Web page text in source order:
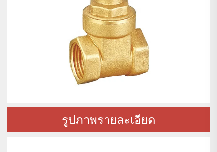
รูปภาพรายละเอียด